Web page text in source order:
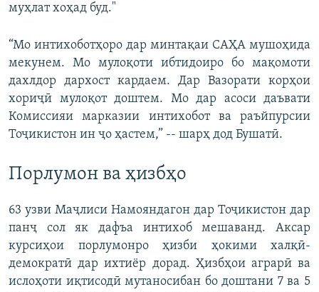
муҳлат хоҳад буд."
“Мо интихоботҳоро дар минтақаи САҲА мушоҳида
мекунем. Мо мулоқоти ибтидоиро бо мақомоти
дахлдор дархост кардаем. Дар Вазорати корҳои
хориҷӣ мулоқот доштем. Мо дар асоси даъвати
Комиссияи марказии интихобот ва раъйпурсии
Тоҷикистон ин ҷо ҳастем,” -- шарҳ дод Бушатӣ.
Порлумон ва ҳизбҳо
63 узви Маҷлиси Намояндагон дар Тоҷикистон дар
панҷ сол як дафъа интихоб мешаванд. Аксар
курсиҳои порлумонро ҳизби ҳокими халқӣ-
демократӣ дар ихтиёр дорад. Ҳизбҳои аграрӣ ва
ислоҳоти иқтисодӣ мутаносибан бо доштани 7 ва 5